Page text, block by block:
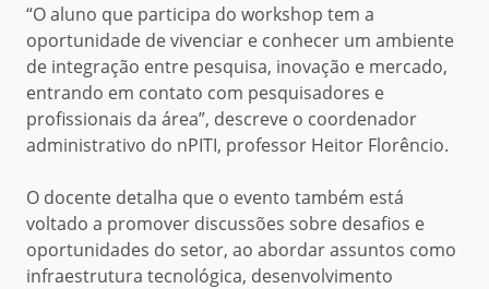
“Oaluno que participa do workshop tem a
oportunidade de vivenciar e conhecer um ambiente
de integração entre pesquisa, inovação e mercado,
entrando em contato com pesquisadores e
profissionais da área”, descreve o coordenador
administrativo do nPITI, professor Heitor Florêncio.
O docente detalha que o evento também está
voltado a promover discussões sobre desafios e
oportunidades do setor, ao abordarassuntos como
infraestrutura tecnológica, desenvolvimento